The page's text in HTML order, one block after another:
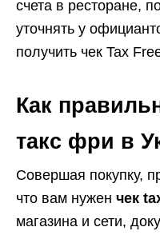
счета в ресторане,
уточнять у
получить чек Tax
Как
такс фри в
Совершая покупку,
что вам нужен чек
магазина и сети,